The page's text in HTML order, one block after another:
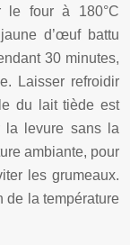
le four à 180°C
jaune d’œuf battu
30 minutes,
Laisser refroidir
du lait tiède est
la levure sans la
ambiante, pour
les grumeaux.
de la température